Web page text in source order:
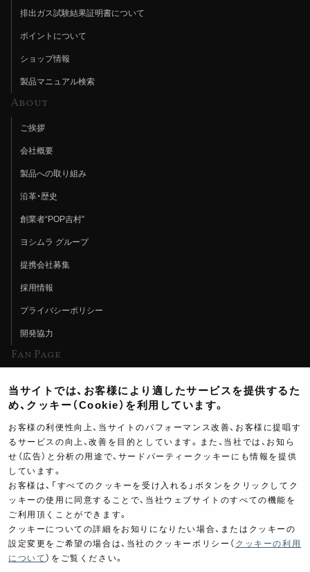
排出ガス試験結果証明書について
ポイントについて
ショップ情報
製品マニュアル検索
About
ご挨拶
会社概要
製品への取り組み
沿革・歴史
創業者“POP吉村”
ヨシムラ グループ
提携会社募集
採用情報
プライバシーポリシー
開発協力
Fan Page
ヨシムラTV
イベント情報
イベントスケジュール
ツーリングブレイクタイム
製品ポスター
当サイトでは、お客様により適したサービスを提供するた
め、クッキー（Cookie）を利用しています。
お客様の利便性向上、当サイトのパフォーマンス改善、お客様に提唱す
るサービスの向上、改善を目的としています。また、当社では、お知ら
せ（広告）と分析の用途で、サードパーティークッキーにも情報を提供
しています。
お客様は、「すべてのクッキーを受け入れる」ボタンをクリックしてク
ッキーの使用に同意することで、当社ウェブサイトのすべての機能を
ご利用頂くことができます。
クッキーについての詳細をお知りになりたい場合、またはクッキーの
設定変更をご希望の場合は、当社のクッキーポリシー（ クッキーの利用
について ）をご覧ください。